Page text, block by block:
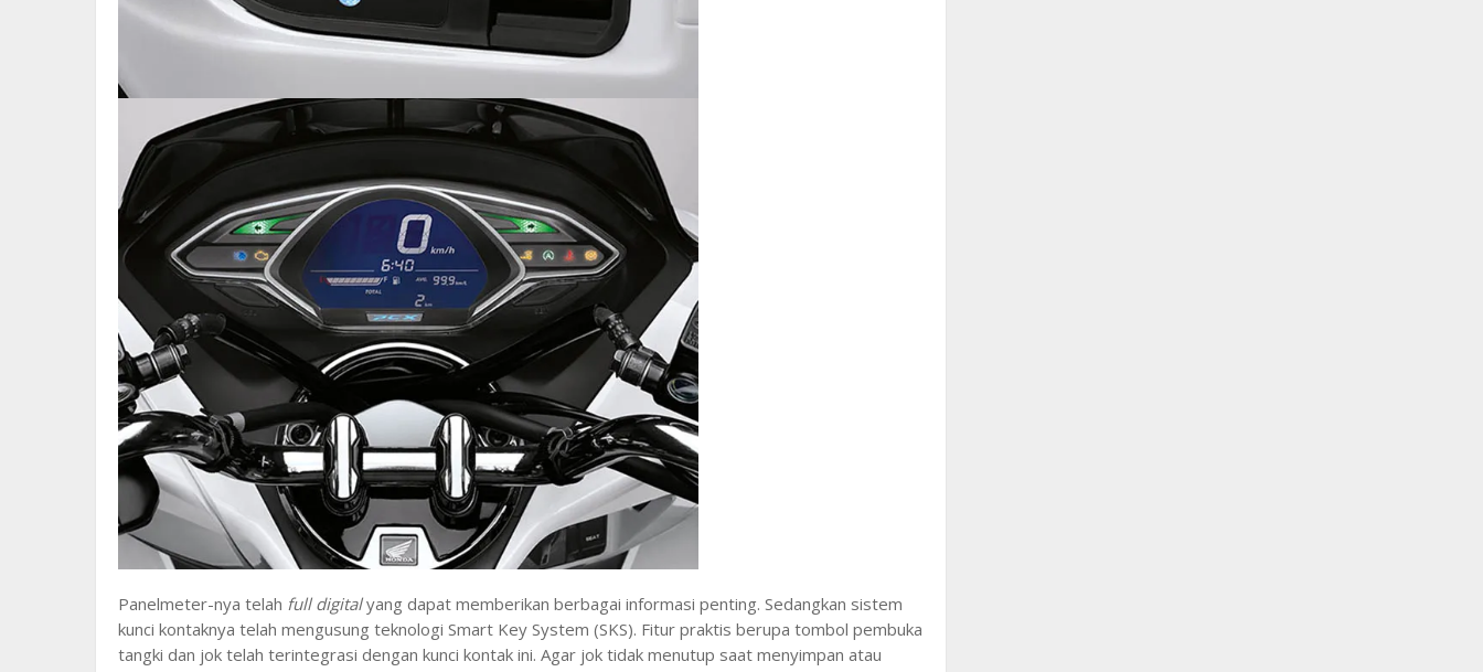
Panelmeter-nya telah full digitalyang dapat memberikan berbagai informasi penting. Sedangkan sistem
kunci kontaknya telah mengusung teknologi Smart Key System (SKS). Fitur praktis berupa tombol pembuka
tangki dan jok telah terintegrasi dengan kunci kontak ini. Agar jok tidak menutup saat menyimpan atau